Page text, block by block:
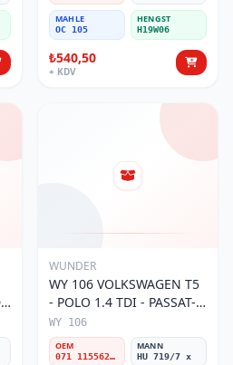
MAHLE
OC 105
HENGST
H19W06
₺540,50
+ KDV
WUNDER
WY 106 VOLKSWAGEN T5
- POLO 1.4 TDI - PASSAT-
JETTA 03-11 071 115562 A
Yağ Filtresi
WY 106
OEM
071 115562 A
MANN
HU 719/7 x